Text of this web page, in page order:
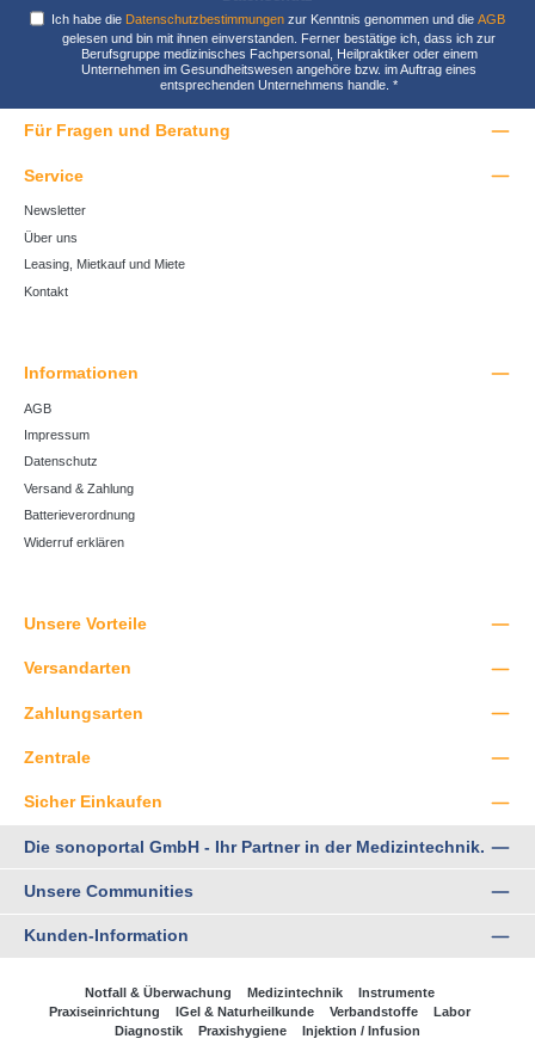
Ich habe die Datenschutzbestimmungen zur Kenntnis genommen und dieAGB
gelesen und bin mit ihnen einverstanden. Ferner bestätige ich, dass ich zur
Berufsgruppe medizinisches Fachpersonal, Heilpraktiker oder einem
Unternehmen im Gesundheitswesen angehöre bzw. im Auftrag eines
entsprechenden Unternehmens handle.*
Für Fragen und Beratung
Unsere Vorteile
Zentrale
Sicher Einkaufen
Service
Newsletter
Über uns
Leasing, Mietkauf und Miete
Kontakt
Informationen
AGB
Impressum
Datenschutz
Versand & Zahlung
Batterieverordnung
Widerruf erklären
Versandarten
Zahlungsarten
Die sonoportal GmbH - Ihr Partner in der Medizintechnik.
Unsere Communities
Kunden-Information
Notfall & Überwachung Medizintechnik
Instrumente
Praxiseinrichtung
IGel & Naturheilkunde Verbandstoffe
Labor
Diagnostik
Praxishygiene Injektion / Infusion